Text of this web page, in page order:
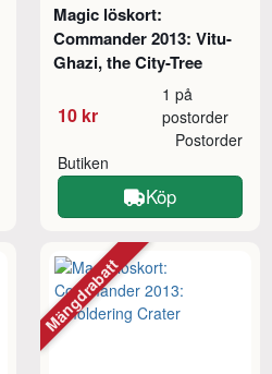
Magic löskort:
Commander 2013: Vitu-
Ghazi, the City-Tree
10 kr
1 på
postorder
Butiken
Postorder
Köp
Mängdrabatt